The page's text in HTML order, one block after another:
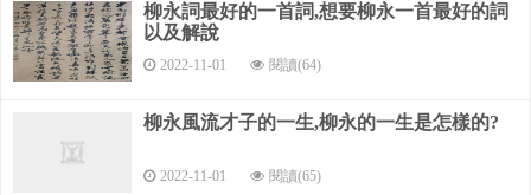
欄之久與懷想之深。但始料未及，“佇倚”的結果卻是“望極
春愁，黯黯生天
際”。“春愁”，即懷遠盼歸之離愁。不說“春愁”潛滋暗長于
心田，反說它
從遙遠的天際生出，一方面是力避庸常，試圖化無形為有
柳永詞最好的一首詞,想要柳永一首最好的詞
以及解說
2022-11-01 閱讀(64)
柳永風流才子的一生,柳永的一生是怎樣的?
2022-11-01 閱讀(65)